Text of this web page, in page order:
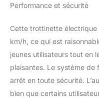
Performance et sécurité
Cette trottinette électrique
km/h, ce qui est
jeunes utilisateurs tout en
plaisantes. Le système
arrêt en toute sécurité.
bien que certains